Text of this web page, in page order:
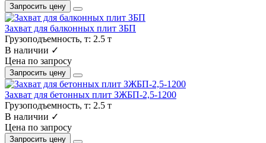
Запросить цену
Захват для балконных плит ЗБП
Грузоподъемность, т: 2.5 т
В наличии ✓
Цена по запросу
Запросить цену
Захват для бетонных плит ЗЖБП-2,5-1200
Грузоподъемность, т: 2.5 т
В наличии ✓
Цена по запросу
Запросить цену